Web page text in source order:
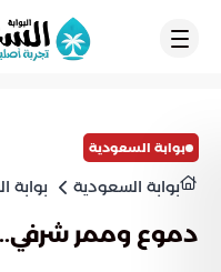
بوابة السعودية
بوابة السعودية بوابة
دموع وممر شرفي..